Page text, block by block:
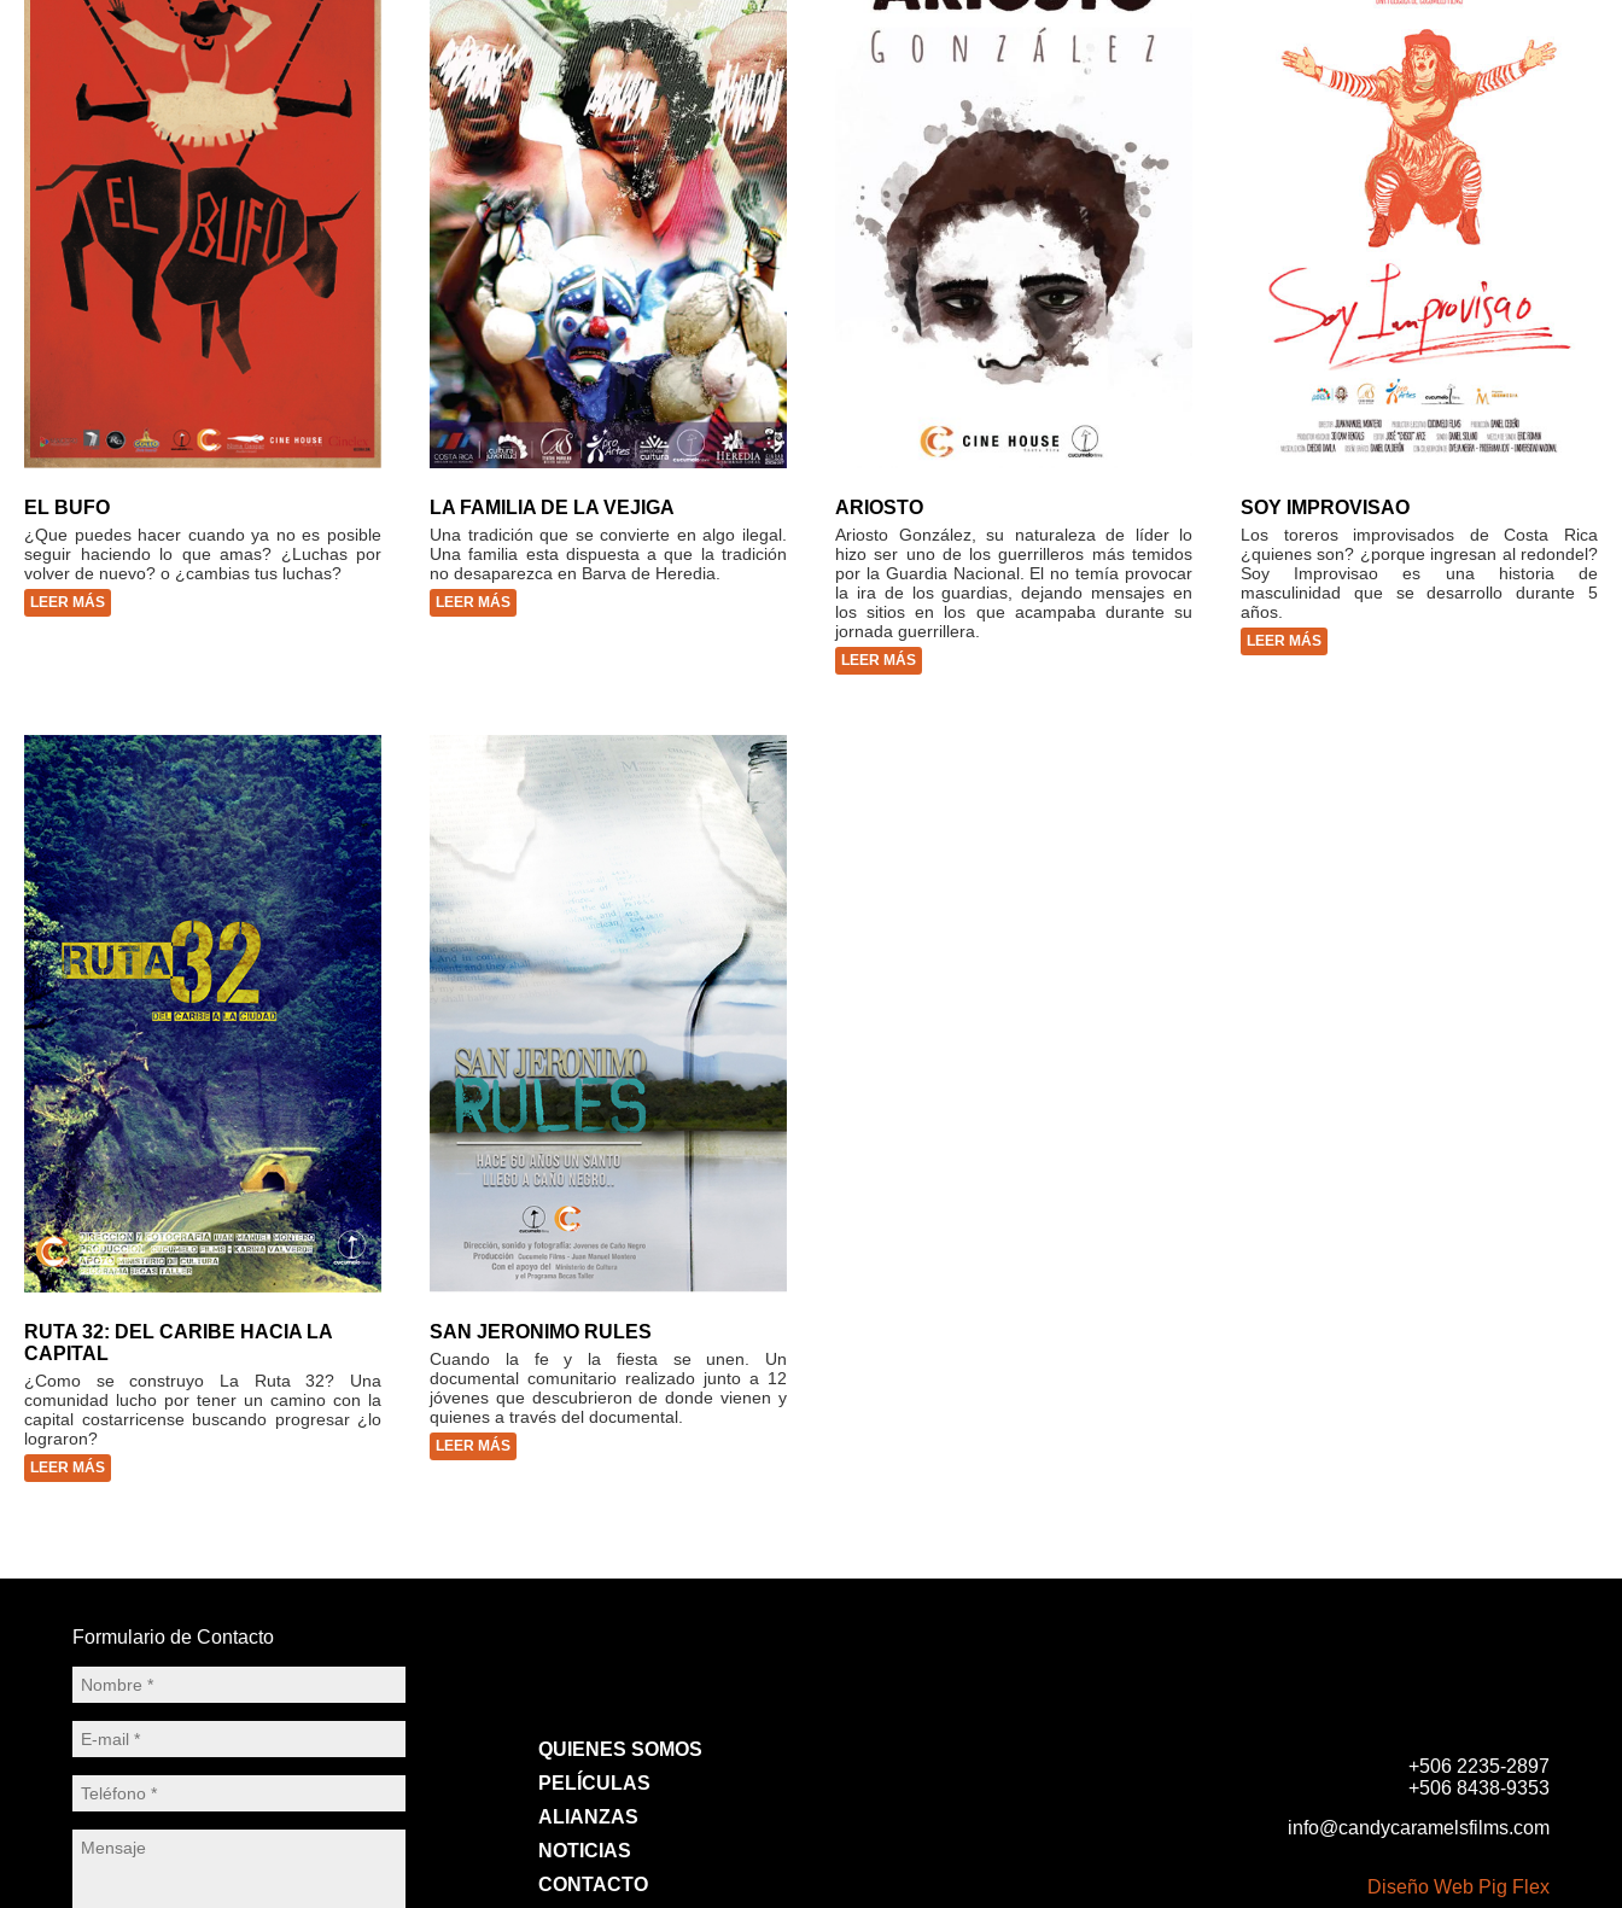
EL BUFO
¿Que puedes hacer cuando ya no es posible
seguir haciendo lo que amas? ¿Luchas por
volver de nuevo? o ¿cambias tus luchas?
LEER MÁS
LA FAMILIA DE LA VEJIGA
Una tradición que se convierte en algo ilegal.
Una familia esta dispuesta a que la tradición
no desaparezca en Barva de Heredia.
LEER MÁS
ARIOSTO
Ariosto González, su naturaleza de líder lo
hizo ser uno de los guerrilleros más temidos
por la Guardia Nacional. El no temía provocar
la ira de los guardias, dejando mensajes en
los sitios en los que acampaba durante su
jornada guerrillera.
LEER MÁS
SOY IMPROVISAO
Los toreros improvisados de Costa Rica
¿quienes son? ¿porque ingresan al redondel?
Soy Improvisao es una historia de
masculinidad que se desarrollo durante 5
años.
LEER MÁS
RUTA 32: DEL CARIBE HACIA LA
CAPITAL
¿Como se construyo La Ruta 32? Una
comunidad lucho por tener un camino con la
capital costarricense buscando progresar ¿lo
lograron?
LEER MÁS
SAN JERONIMO RULES
Cuando la fe y la fiesta se unen. Un
documental comunitario realizado junto a 12
jóvenes que descubrieron de donde vienen y
quienes a través del documental.
LEER MÁS
Formulario de Contacto
QUIENES SOMOS
PELÍCULAS
ALIANZAS
NOTICIAS
CONTACTO
+506 2235-2897
+506 8438-9353
info@candycaramelsfilms.com
Diseño Web Pig Flex